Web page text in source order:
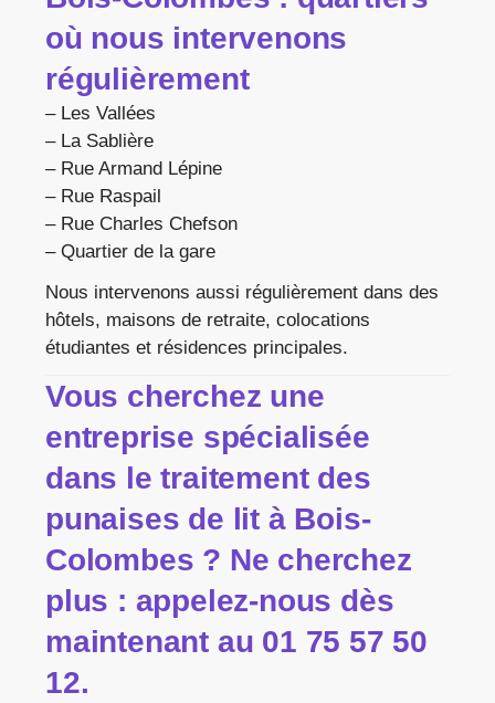
où nous intervenons
régulièrement
– Les Vallées
– La Sablière
– Rue Armand Lépine
– Rue Raspail
– Rue Charles Chefson
– Quartier de la gare
Nous intervenons aussi régulièrement dans des
hôtels, maisons de retraite, colocations
étudiantes et résidences principales.
Vous cherchez une
entreprise spécialisée
dans le traitement des
punaises de lit à Bois-
Colombes ? Ne cherchez
plus : appelez-nous dès
maintenant au 01 75 57 50
12.